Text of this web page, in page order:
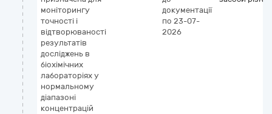
моніторингу
точності і
відтворюваності
результатів
досліджень в
біохімічних
лабораторіях у
нормальному
діапазоні
концентрацій
документації
по 23-07-
2026